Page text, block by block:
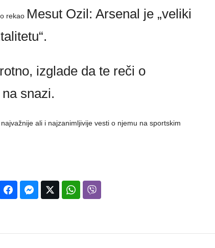
rekao Mesut Ozil: Arsenal je „veliki
izglade da te reči o
snazi.
ali i najzanimljivije vesti o njemu na sportskim